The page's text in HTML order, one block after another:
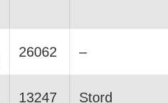
26062 –
13247 Stord